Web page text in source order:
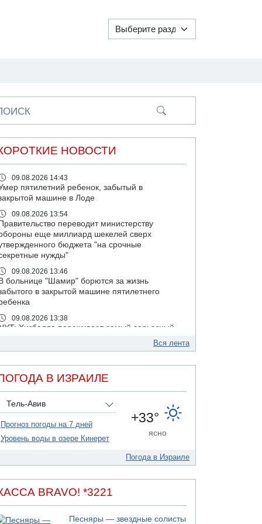
НОВОСТИ
09.08.2026 14:43
пятилетний ребенок, забытый в
машине в Лоде
09.08.2026 13:54
Правительство переводит министерству
еще миллиард шекелей сверх
бюджета "на срочные
нужды"
09.08.2026 13:46
В больнице "Шамир" борются за жизнь
в закрытой машине пятилетнего
09.08.2026 13:38
Хизбалла переживает самый серьезный
в Мексике: четырехлетний
ребенок утонул, упав в бассейн
09.08.2026 08:30
Авиакомпания Air Canada вновь отсрочила
возвращение в Израиль
08.08.2026 14:43
Тело мужчины обнаружено сегодня на
08.08.2026 11:02
Вся лента
В ИЗРАИЛЕ
Тель-Авив
Прогноз погоды на 7 дней
Уровень воды в озере Кинерет
+33°
ясно
Погода в Израиле
BRAVO! *3221
Песняры — звездные солисты